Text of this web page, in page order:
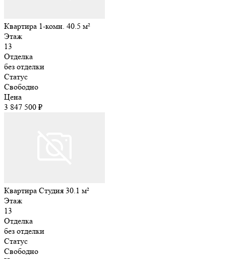
Квартира 1-комн. 40.5 м²
Этаж
13
Отделка
без отделки
Статус
Свободно
Цена
3 847 500 ₽
Квартира Студия 30.1 м²
Этаж
13
Отделка
без отделки
Статус
Свободно